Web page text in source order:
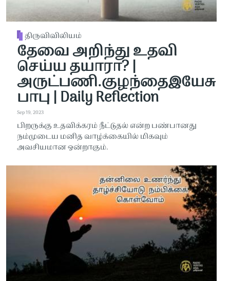
திருவிவிலியம்
தேவை அறிந்து உதவி
செய்ய தயாரா? |
அருட்பணி.குழந்தைஇயேசு
பாபு | Daily Reflection
Sep 19, 2023
பிறருக்கு உதவிக்கரம் நீட்டுதல் என்ற பண்பானது
நம்முடைய மனித வாழ்க்கையில் மிகவும்
அவசியமான ஒன்றாகும்.